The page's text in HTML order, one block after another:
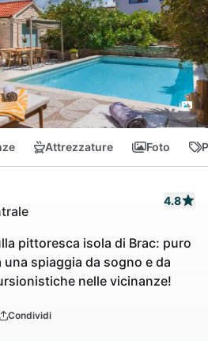
Attrezzature Foto
4.8
pittoresca isola di Brac: puro
spiaggia da sogno e da
nelle vicinanze!
Condividi